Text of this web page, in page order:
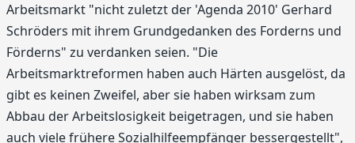
Arbeitsmarkt "nicht zuletzt der 'Agenda 2010' Gerhard
Schröders mit ihrem Grundgedanken des Forderns und
Förderns" zu verdanken seien. "Die
Arbeitsmarktreformen haben auch Härten ausgelöst, da
gibt es keinen Zweifel, aber sie haben wirksam zum
Abbau der Arbeitslosigkeit beigetragen, und sie haben
auch viele frühere Sozialhilfeempfänger bessergestellt",